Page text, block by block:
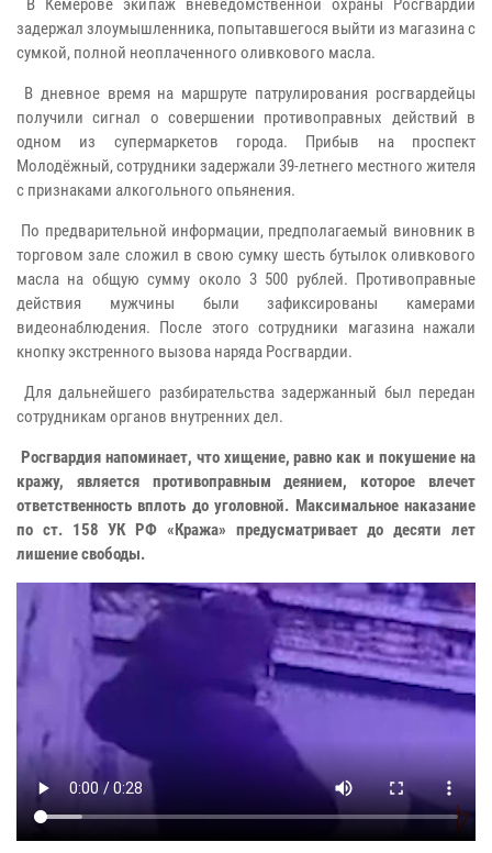
В Кемерове экипаж вневедомственной охраны Росгвардии
задержал злоумышленника, попытавшегося выйти из магазина с
сумкой, полной неоплаченного оливкового масла.
В дневное время на маршруте патрулирования росгвардейцы
получили сигнал о совершении противоправных действий в
одном из супермаркетов города. Прибыв на проспект
Молодёжный, сотрудники задержали 39-летнего местного жителя
с признаками алкогольного опьянения.
По предварительной информации, предполагаемый виновник в
торговом зале сложил в свою сумку шесть бутылок оливкового
масла на общую сумму около 3 500 рублей. Противоправные
действия мужчины были зафиксированы камерами
видеонаблюдения. После этого сотрудники магазина нажали
кнопку экстренного вызова наряда Росгвардии.
Для дальнейшего разбирательства задержанный был передан
сотрудникам органов внутренних дел.
Росгвардия напоминает, что хищение, равно как и покушение на
кражу, является противоправным деянием, которое влечет
ответственность вплоть до уголовной. Максимальное наказание
по ст. 158 УК РФ «Кража» предусматривает до десяти лет
лишение свободы.